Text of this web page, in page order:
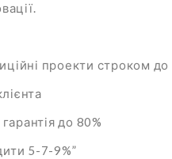
проекти строком до
до 80%
5-7-9%”